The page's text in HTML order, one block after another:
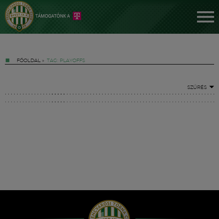
FŐOLDAL » TAG: PLAYOFFS
SZŰRÉS
Hírek